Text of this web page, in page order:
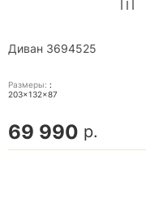
Диван 3694525
Размеры: :
203x132x87
69 990 р.